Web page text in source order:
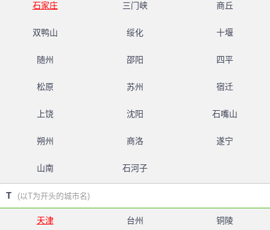
石家庄 三门峡 商丘
双鸭山 绥化 十堰
随州 邵阳 四平
松原 苏州 宿迁
上饶 沈阳 石嘴山
朔州 商洛 遂宁
山南 石河子
T (以T为开头的城市名)
天津 台州 铜陵